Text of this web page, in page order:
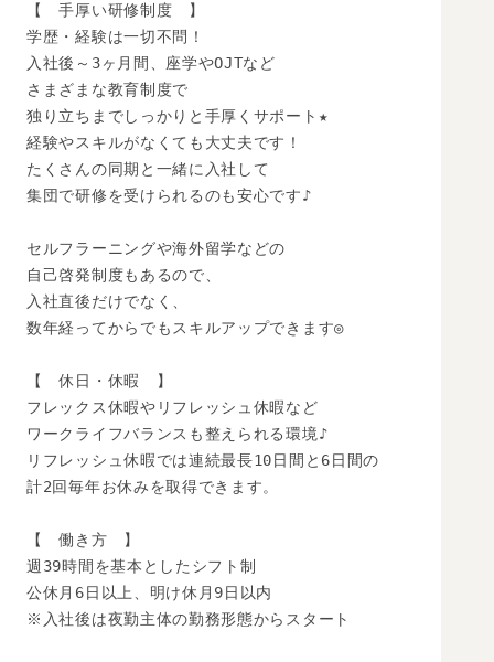
【　手厚い研修制度　】
学歴・経験は一切不問！
入社後～3ヶ月間、座学やOJTなど
さまざまな教育制度で
独り立ちまでしっかりと手厚くサポート★
経験やスキルがなくても大丈夫です！
たくさんの同期と一緒に入社して
集団で研修を受けられるのも安心です♪
セルフラーニングや海外留学などの
自己啓発制度もあるので、
入社直後だけでなく、
数年経ってからでもスキルアップできます◎
【　休日・休暇　】
フレックス休暇やリフレッシュ休暇など
ワークライフバランスも整えられる環境♪
リフレッシュ休暇では連続最長10日間と6日間の
計2回毎年お休みを取得できます。
【　働き方　】
週39時間を基本としたシフト制
公休月6日以上、明け休月9日以内
※入社後は夜勤主体の勤務形態からスタート